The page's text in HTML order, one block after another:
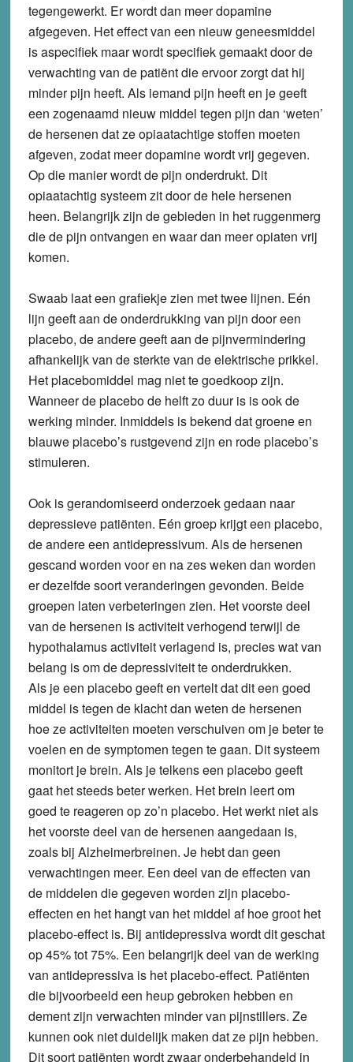
tegengewerkt. Er wordt dan meer dopamine
afgegeven. Het effect van een nieuw geneesmiddel
is aspecifiek maar wordt specifiek gemaakt door de
verwachting van de patiënt die ervoor zorgt dat hij
minder pijn heeft. Als iemand pijn heeft en je geeft
een zogenaamd nieuw middel tegen pijn dan ‘weten’
de hersenen dat ze opiaatachtige stoffen moeten
afgeven, zodat meer dopamine wordt vrij gegeven.
Op die manier wordt de pijn onderdrukt. Dit
opiaatachtig systeem zit door de hele hersenen
heen. Belangrijk zijn de gebieden in het ruggenmerg
die de pijn ontvangen en waar dan meer opiaten vrij
komen.
Swaab laat een grafiekje zien met twee lijnen. Eén
lijn geeft aan de onderdrukking van pijn door een
placebo, de andere geeft aan de pijnvermindering
afhankelijk van de sterkte van de elektrische prikkel.
Het placebomiddel mag niet te goedkoop zijn.
Wanneer de placebo de helft zo duur is is ook de
werking minder. Inmiddels is bekend dat groene en
blauwe placebo’s rustgevend zijn en rode placebo’s
stimuleren.
Ook is gerandomiseerd onderzoek gedaan naar
depressieve patiënten. Eén groep krijgt een placebo,
de andere een antidepressivum. Als de hersenen
gescand worden voor en na zes weken dan worden
er dezelfde soort veranderingen gevonden. Beide
groepen laten verbeteringen zien. Het voorste deel
van de hersenen is activiteit verhogend terwijl de
hypothalamus activiteit verlagend is, precies wat van
belang is om de depressiviteit te onderdrukken.
Als je een placebo geeft en vertelt dat dit een goed
middel is tegen de klacht dan weten de hersenen
hoe ze activiteiten moeten verschuiven om je beter te
voelen en de symptomen tegen te gaan. Dit systeem
monitort je brein. Als je telkens een placebo geeft
gaat het steeds beter werken. Het brein leert om
goed te reageren op zo’n placebo. Het werkt niet als
het voorste deel van de hersenen aangedaan is,
zoals bij Alzheimerbreinen. Je hebt dan geen
verwachtingen meer. Een deel van de effecten van
de middelen die gegeven worden zijn placebo-
effecten en het hangt van het middel af hoe groot het
placebo-effect is. Bij antidepressiva wordt dit geschat
op 45% tot 75%. Een belangrijk deel van de werking
van antidepressiva is het placebo-effect. Patiënten
die bijvoorbeeld een heup gebroken hebben en
dement zijn verwachten minder van pijnstillers. Ze
kunnen ook niet duidelijk maken dat ze pijn hebben.
Dit soort patiënten wordt zwaar onderbehandeld in